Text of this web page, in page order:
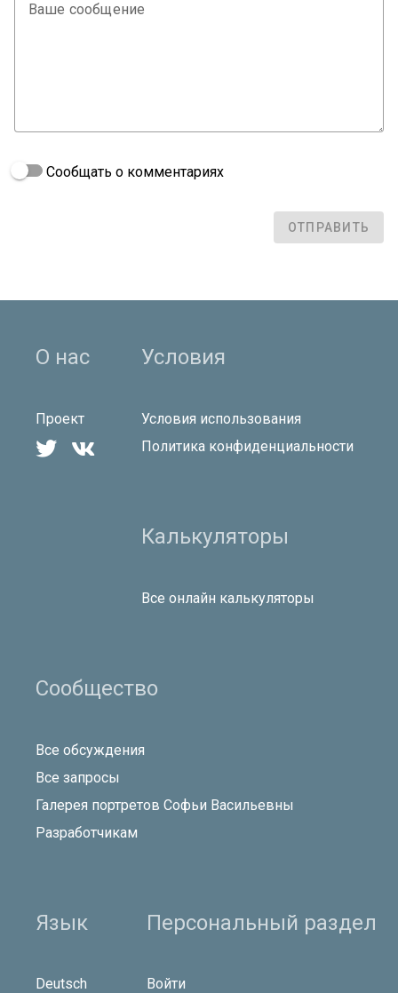
Ваше сообщение
Сообщать о комментариях
ОТПРАВИТЬ
О нас
Проект
 
Условия
Условия использования
Политика конфиденциальности
Калькуляторы
Все онлайн калькуляторы
Сообщество
Все обсуждения
Все запросы
Галерея портретов Софьи Васильевны
Разработчикам
Язык
Deutsch
Персональный раздел
Войти